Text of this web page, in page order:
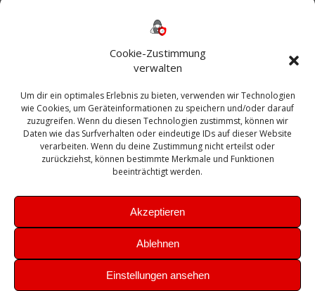
Cookie-Zustimmung
verwalten
Um dir ein optimales Erlebnis zu bieten, verwenden wir Technologien
wie Cookies, um Geräteinformationen zu speichern und/oder darauf
zuzugreifen. Wenn du diesen Technologien zustimmst, können wir
Daten wie das Surfverhalten oder eindeutige IDs auf dieser Website
verarbeiten. Wenn du deine Zustimmung nicht erteilst oder
zurückziehst, können bestimmte Merkmale und Funktionen
beeinträchtigt werden.
Akzeptieren
Ablehnen
Einstellungen ansehen
Bautagebuch
Exchange firewall Fritzbox
Microsoft
Sanierung SBS Security Server Sicherheit
Sicherung SIEM Sophos SSL Ubuntu
Update Upgrade UTM VCenter VCSA Veeam
VMWare VPN WAZUH Windows
Zertifikat
Theme